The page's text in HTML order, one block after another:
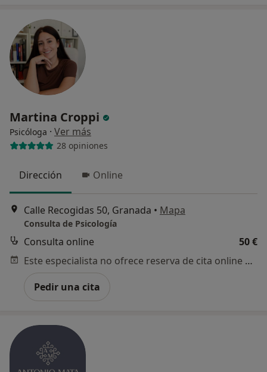
Martina Croppi
Psicóloga · Ver más
28 opiniones
Dirección Online
Calle Recogidas 50, Granada • Mapa
Consulta de Psicología
Consulta online
50 €
Este especialista no ofrece reserva de cita online en esta dirección.
Pedir una cita